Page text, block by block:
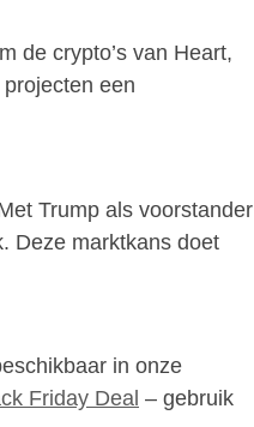
de crypto’s van Heart,
een
Trump als voorstander
Deze marktkans doet
in onze
Friday Deal – gebruik